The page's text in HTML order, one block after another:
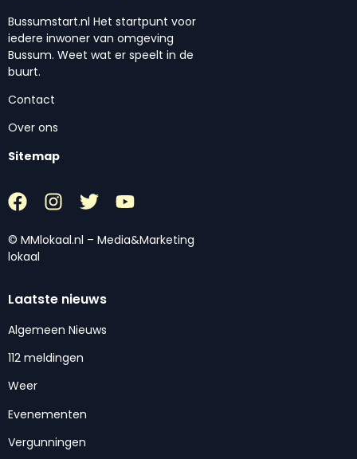
Bussumstart.nl Het startpunt voor
iedere inwoner van omgeving
Bussum. Weet wat er speelt in de
buurt.
Contact
Over ons
Sitemap
© MMlokaal.nl – Media&Marketing
lokaal
Laatste nieuws
Algemeen Nieuws
112 meldingen
Weer
Evenementen
Vergunningen